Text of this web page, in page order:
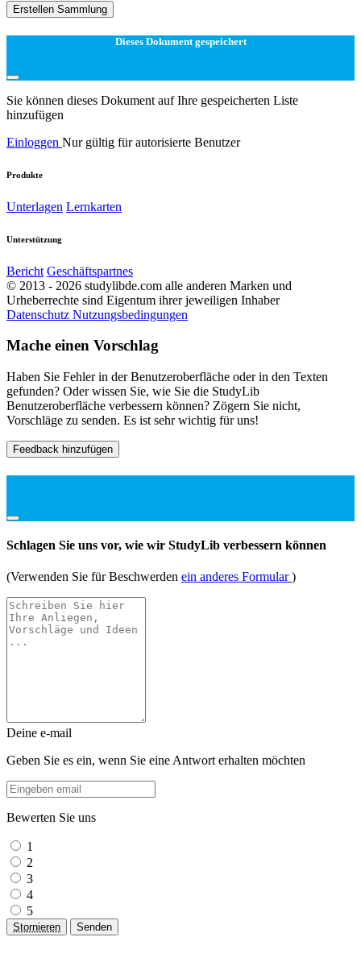
Erstellen Sammlung
Dieses Dokument gespeichert
Sie können dieses Dokument auf Ihre gespeicherten Liste
hinzufügen
Einloggen Nur gültig für autorisierte Benutzer
Produkte
Unterlagen Lernkarten
Unterstützung
Bericht Geschäftspartnes
© 2013 - 2026 studylibde.com alle anderen Marken und
Urheberrechte sind Eigentum ihrer jeweiligen Inhaber
Datenschutz Nutzungsbedingungen
Mache einen Vorschlag
Haben Sie Fehler in der Benutzeroberfläche oder in den Texten
gefunden? Oder wissen Sie, wie Sie die StudyLib
Benutzeroberfläche verbessern können? Zögern Sie nicht,
Vorschläge zu senden. Es ist sehr wichtig für uns!
Feedback hinzufügen
Schlagen Sie uns vor, wie wir StudyLib verbessern können
(Verwenden Sie für Beschwerden ein anderes Formular)
Deine e-mail
Geben Sie es ein, wenn Sie eine Antwort erhalten möchten
Bewerten Sie uns
1
2
3
4
5
Stornieren Senden